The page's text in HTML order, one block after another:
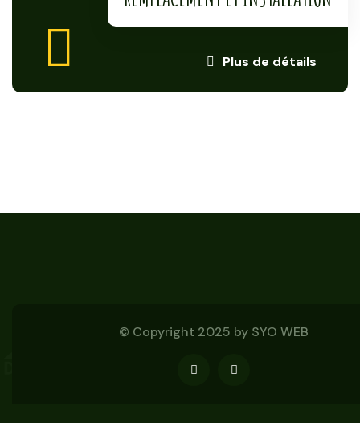
Plus de détails
© Copyright 2025 by SYO WEB